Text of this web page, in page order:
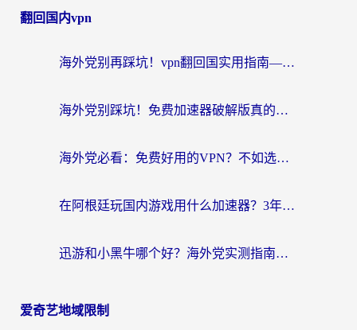
翻回国内vpn
海外党别再踩坑！vpn翻回国实用指南——选对加速器，国内资源无缝用
海外党别踩坑！免费加速器破解版真的能用？教你无缝访问国内资源的正确姿势
海外党必看：免费好用的VPN？不如选对转国内加速器实现无缝追剧
在阿根廷玩国内游戏用什么加速器？3年海外党亲测实用指南
迅游和小黑牛哪个好？海外党实测指南，选对中国地址加速器才能无缝刷国内资源
爱奇艺地域限制